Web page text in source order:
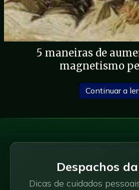
5 maneiras de
magnetismo
Continuar a ler
Despachos
Dicas de cuidados